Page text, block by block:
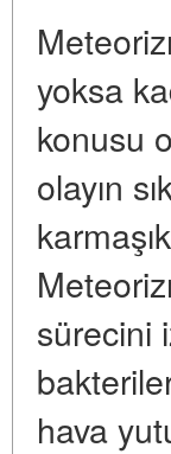
yoksa
konusu
olayın
sürecini
hava